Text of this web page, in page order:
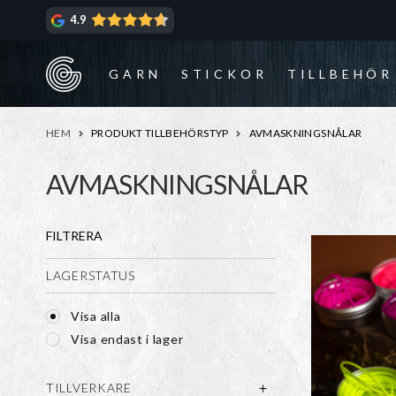
4.9
GARN STICKOR TILLBEHÖR
HEM PRODUKT TILLBEHÖRSTYP AVMASKNINGSNÅLAR
AVMASKNINGSNÅLAR
FILTRERA
LAGERSTATUS
Visa alla
Visa endast i lager
TILLVERKARE